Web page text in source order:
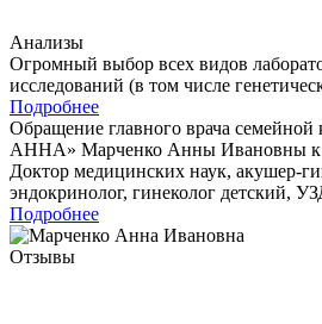
Анализы
Огромный выбор всех видов
исследований (в том числе
Подробнее
Обращение главного врача
АННА» Марченко Анны Ивановны
Доктор медицинских наук, акушер-
эндокринолог, гинеколог детский,
Подробнее
Отзывы